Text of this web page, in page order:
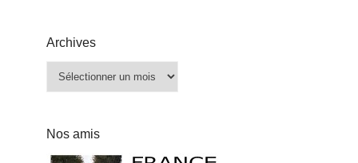
Archives
Archives
Nos amis